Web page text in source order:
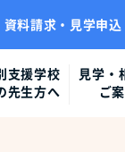
資料請求・見学申込
支援学校
先生方へ
見学・
ご